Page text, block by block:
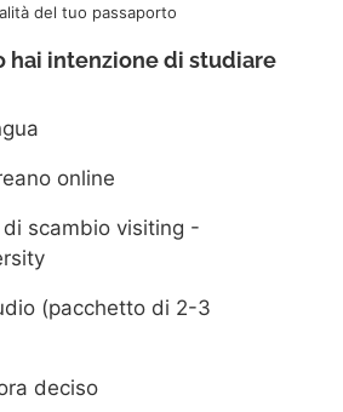
del tuo passaporto
hai intenzione di studiare
online
di scambio visiting -
(pacchetto di 2-3
deciso